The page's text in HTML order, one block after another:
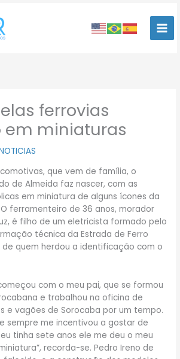
ferrovias
em miniaturas
que vem de família, o
de Almeida faz nascer, com as
em miniatura de alguns ícones da
ferramenteiro de 36 anos, morador
é filho de um eletricista formado pelo
técnica da Estrada de Ferro
de quem herdou a identificação com o
com o meu pai, que se formou
e trabalhou na oficina de
e vagões de Sorocaba por um tempo.
sempre me incentivou a gostar de
tinha sete anos ele me deu o meu
recorda-se. Pedro Ireno de